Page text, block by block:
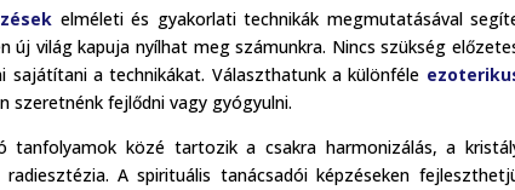
elméleti és gyakorlati technikák megmutatásával
új világ kapuja nyílhat meg számunkra. Nincs szükség
sajátítani a technikákat. Választhatunk a különféle
szeretnénk fejlődni vagy gyógyulni.
tanfolyamok közé tartozik a csakra harmonizálás, a
A spirituális tanácsadói képzéseken